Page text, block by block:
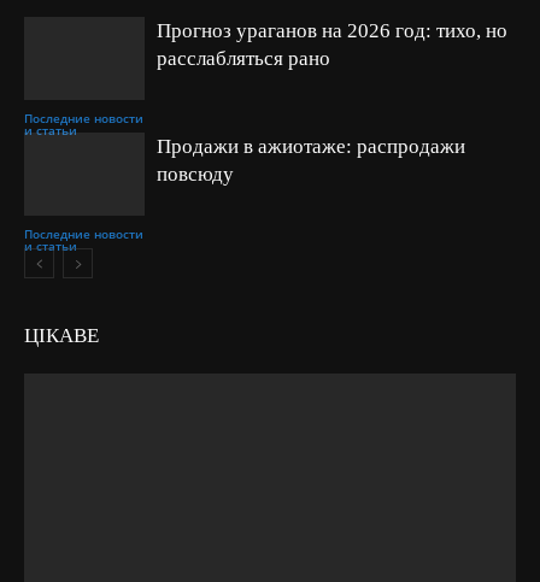
Последние новости
и статьи
Прогноз ураганов на 2026 год: тихо, но
расслабляться рано
Последние новости
и статьи
Продажи в ажиотаже: распродажи
повсюду
ЦІКАВЕ